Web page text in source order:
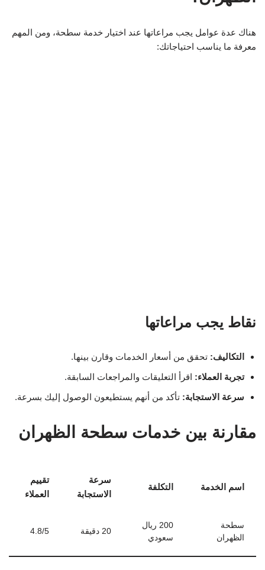
هناك عدة عوامل يجب مراعاتها عند اختيار خدمة سطحة، ومن المهم
معرفة ما يناسب احتياجاتك:
نقاط يجب مراعاتها
التكاليف: تحقق من أسعار الخدمات وقارن بينها.
تجربة العملاء: اقرأ التعليقات والمراجعات السابقة.
سرعة الاستجابة: تأكد من أنهم يستطيعون الوصول إليك بسرعة.
مقارنة بين خدمات سطحة الظهران
اسم الخدمة التكلفة
سرعة
الاستجابة
تقييم
العملاء
سطحة
الظهران
200 ريال
سعودي
20 دقيقة 4.8/5